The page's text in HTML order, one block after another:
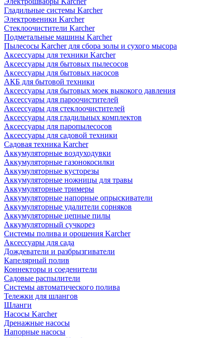
Гладильные системы Karcher
Электровеники Karcher
Стеклоочистители Karcher
Подметальные машины Karcher
Пылесосы Karcher для сбора золы и сухого мысора
Аксессуары для техники Karcher
Аксессуары для бытовых пылесосов
Аксессуары для бытовых насосов
АКБ для бытовой техники
Аксессуары для бытовых моек выкокого давления
Аксессуары для пароочистителей
Аксессуары для стеклоочистителей
Аксессуары для гладильных комплектов
Аксессуары для паропылесосов
Аксессуары для садовой техники
Садовая техника Karcher
Аккумуляторные воздуходувки
Аккумуляторные газонокосилки
Аккумуляторные кусторезы
Аккумуляторные ножницы для травы
Аккумуляторные тримеры
Аккумуляторные напорные опрыскиватели
Аккумуляторные удалители сорняков
Аккумуляторные цепные пилы
Аккумуляторный сучкорез
Системы полива и орошения Karcher
Аксессуары для сада
Дождеватели и разбрызгиватели
Капелярный полив
Коннекторы и соеденители
Садовые распылители
Системы автоматического полива
Тележки для шлангов
Шланги
Насосы Karcher
Дренажные насосы
Напорные насосы